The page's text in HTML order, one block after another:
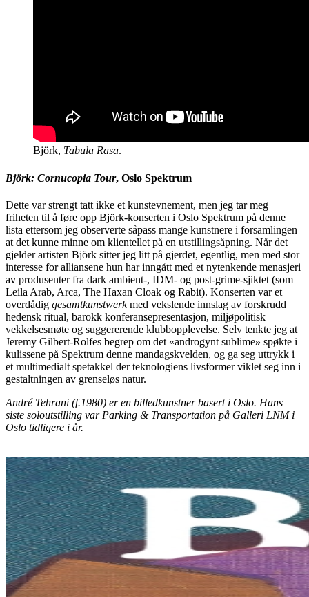
Björk, Tabula Rasa.
Björk: Cornucopia Tour, Oslo Spektrum
Dette var strengt tatt ikke et kunstevnement, men jeg tar meg
friheten til å føre opp Björk-konserten i Oslo Spektrum på denne
lista ettersom jeg observerte såpass mange kunstnere i forsamlingen
at det kunne minne om klientellet på en utstillingsåpning. Når det
gjelder artisten Björk sitter jeg litt på gjerdet, egentlig, men med stor
interesse for alliansene hun har inngått med et nytenkende menasjeri
av produsenter fra dark ambient-, IDM- og post-grime-sjiktet (som
Leila Arab, Arca, The Haxan Cloak og Rabit). Konserten var et
overdådig gesamtkunstwerkmed vekslende innslag av forskrudd
hedensk ritual, barokk konferansepresentasjon, miljøpolitisk
vekkelsesmøte og suggererende klubbopplevelse. Selv tenkte jeg at
Jeremy Gilbert-Rolfes begrep om det «androgynt sublime» spøkte i
kulissene på Spektrum denne mandagskvelden, og ga seg uttrykk i
et multimedialt spetakkel der teknologiens livsformer viklet seg inn i
gestaltningen av grenseløs natur.
André Tehrani (f.1980) er en billedkunstner basert i Oslo. Hans
siste soloutstilling var Parking & Transportation på Galleri LNM i
Oslo tidligere i år.